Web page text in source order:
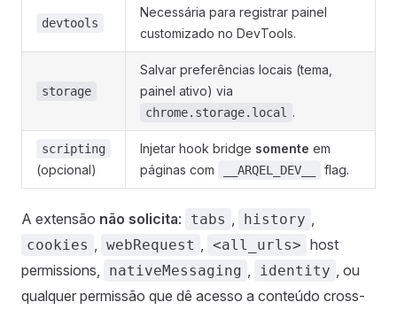
devtools
Necessária para registrar painel
customizado no DevTools.
storage
Salvar preferências locais (tema,
painel ativo) via
chrome.storage.local .
scripting
(opcional)
Injetar hook bridge somente em
páginas com
__ARQEL_DEV__ flag.
A extensão não solicita: tabs , history ,
cookies , webRequest , <all_urls> host
permissions,
nativeMessaging , identity , ou
qualquer permissão que dê acesso a conteúdo cross-